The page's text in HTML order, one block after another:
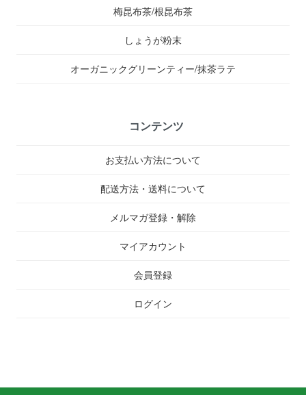
梅昆布茶/根昆布茶
しょうが粉末
オーガニックグリーンティー/抹茶ラテ
コンテンツ
お支払い方法について
配送方法・送料について
メルマガ登録・解除
マイアカウント
会員登録
ログイン